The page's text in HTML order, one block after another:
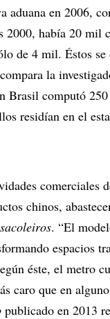
aduana en 2006,
2000, había 20 mil
de 4 mil. Éstos
la
Brasil computó
residían en el
comerciales
chinos,
sacoleiros. “El
espacios
éste, el metro
caro que en
publicado en 2013